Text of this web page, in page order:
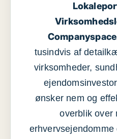
tusindvis af
virksomheder,
ønsker nem og
overblik over